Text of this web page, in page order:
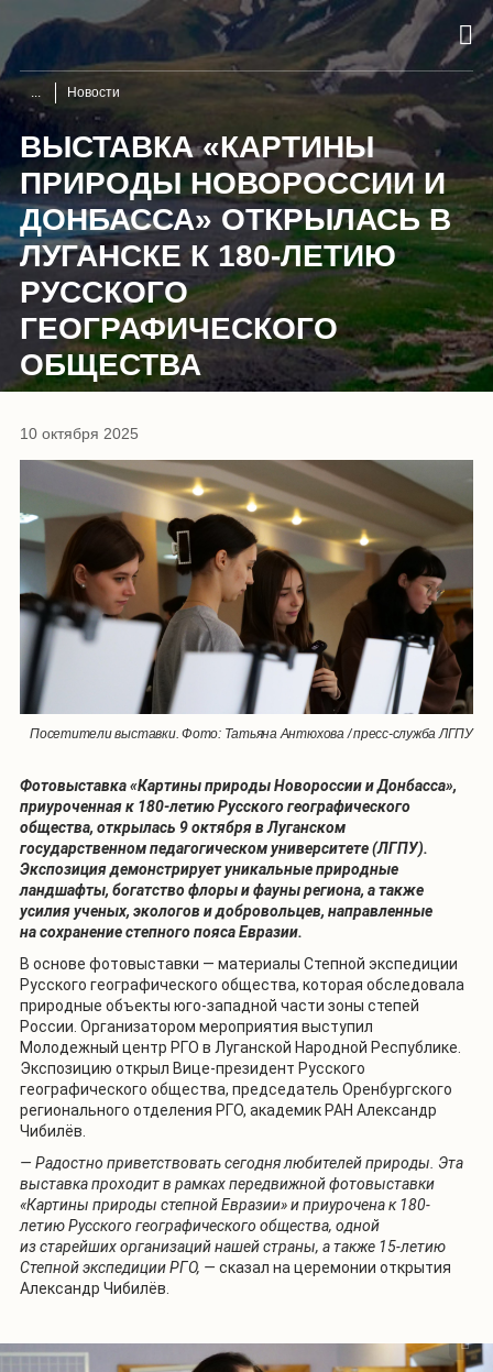
Новости
ВЫСТАВКА «КАРТИНЫ
ПРИРОДЫ НОВОРОССИИ И
ДОНБАССА» ОТКРЫЛАСЬ В
ЛУГАНСКЕ К 180-ЛЕТИЮ
РУССКОГО
ГЕОГРАФИЧЕСКОГО
ОБЩЕСТВА
10 октября 2025
Посетители выставки. Фото: Татьяна Антюхова / пресс-служба ЛГПУ
Фотовыставка «Картины природы Новороссии и Донбасса»,
приуроченная к 180-летию Русского географического
общества, открылась 9 октября в Луганском
государственном педагогическом университете (ЛГПУ).
Экспозиция демонстрирует уникальные природные
ландшафты, богатство флоры и фауны региона, а также
усилия ученых, экологов и добровольцев, направленные
на сохранение степного пояса Евразии.
В основе фотовыставки — материалы Степной экспедиции
Русского географического общества, которая обследовала
природные объекты юго-западной части зоны степей
России. Организатором мероприятия выступил
Молодежный центр РГО в Луганской Народной Республике.
Экспозицию открыл Вице-президент Русского
географического общества, председатель Оренбургского
регионального отделения РГО, академик РАН Александр
Чибилёв.
— Радостно приветствовать сегодня любителей природы. Эта
выставка проходит в рамках передвижной фотовыставки
«Картины природы степной Евразии» и приурочена к 180-
летию Русского географического общества, одной
из старейших организаций нашей страны, а также 15-летию
Степной экспедиции РГО, — сказал на церемонии открытия
Александр Чибилёв.